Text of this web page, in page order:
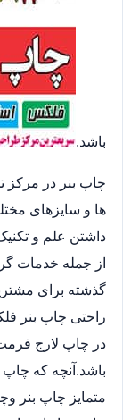
باشد.
چاپ بنر در
ها و سایزهای
داشتن علم و
از جمله خدمات
گذشته برای
راحتی چاپ بنر
در چاپ لارج
باشد.آنچه که
متمایز چاپ بنر